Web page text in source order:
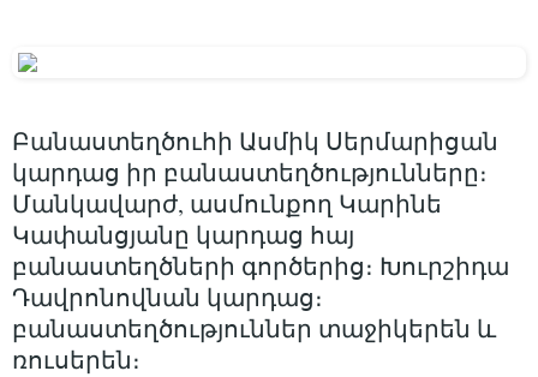
Բանաստեղծուհի Ասմիկ Սերմարիցան
կարդաց իր բանաստեղծությունները։
Մանկավարժ, ասմունքող Կարինե
Կափանցյանը կարդաց հայ
բանաստեղծների գործերից։ Խուրշիդա
Դավրոնովնան կարդաց։
բանաստեղծություններ տաջիկերեն և
ռուսերեն։